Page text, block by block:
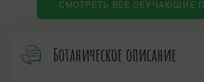
СМОТРЕТЬ ВСЕ ОБУЧАЮЩИЕ
Ботаническое описание